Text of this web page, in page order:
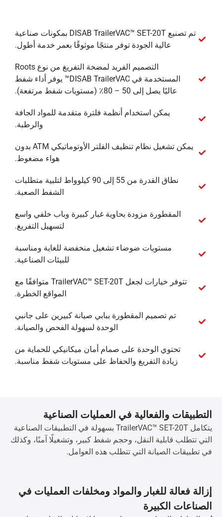
تم تصنيع DISAB TrailerVAC™ SET-20T بمكونات صناعية
عالية الجودة توفر منتجًا موثوقًا بعمر خدمة أطول.
التصميم الفريد لمضخة التفريغ من نوع Roots
المستخدمة في DISAB TrailerVAC™ يوفر أداء شفط
عاليًا يصل إلى 50 – 80٪ (مستويات شفط مرتفعة).
يمكن استخدام أنظمة فلترة متقدمة للمواد الجافة
والرطبة.
يمكن تشغيل نظام تنظيف الفلتر الأوتوماتيكي ATM بدون
هواء مضغوط.
نطاق القدرة من 55 إلى 90 كيلوواط لتلبية متطلبات
الشفط الصعبة.
المقطورة مزودة بحاوية غبار كبيرة وباب خلفي واسع
لتسهيل التفريغ.
مستويات ضوضاء تشغيل منخفضة للغاية ومناسبة
للبيئات الصناعية.
تتوفر خيارات لجعل TrailerVAC™ SET-20T متوافقًا مع
المواقع الخطرة.
تم تصميم المقطورة ببابي صيانة كبيرين على جانبي
الوحدة لسهولة الفحص والصيانة.
تحتوي الوحدة على صمام أمان ميكانيكي للحماية من
زيادة التفريغ والحفاظ على مستويات شفط مناسبة.
التطبيقات والفعالية في العمليات الصناعية
يتكامل TrailerVAC™ SET-20T بسهولة في التطبيقات الصناعية
التي تتطلب قابلية النقل، وحجم شفط كبير، وتشغيلًا آمنًا، وكذلك
في تطبيقات الصيانة التي تتطلب هذه العوامل.
إزالة فعالة للغبار والمواد ومخلفات العمليات في
الصناعات الكبيرة